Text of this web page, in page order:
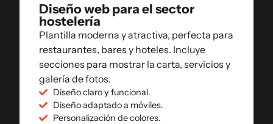
Diseño web para el sector
hostelería
Plantilla moderna y atractiva, perfecta para
restaurantes, bares y hoteles. Incluye
secciones para mostrar la carta, servicios y
galería de fotos.
Diseño claro y funcional.
Diseño adaptado a móviles.
Personalización de colores.